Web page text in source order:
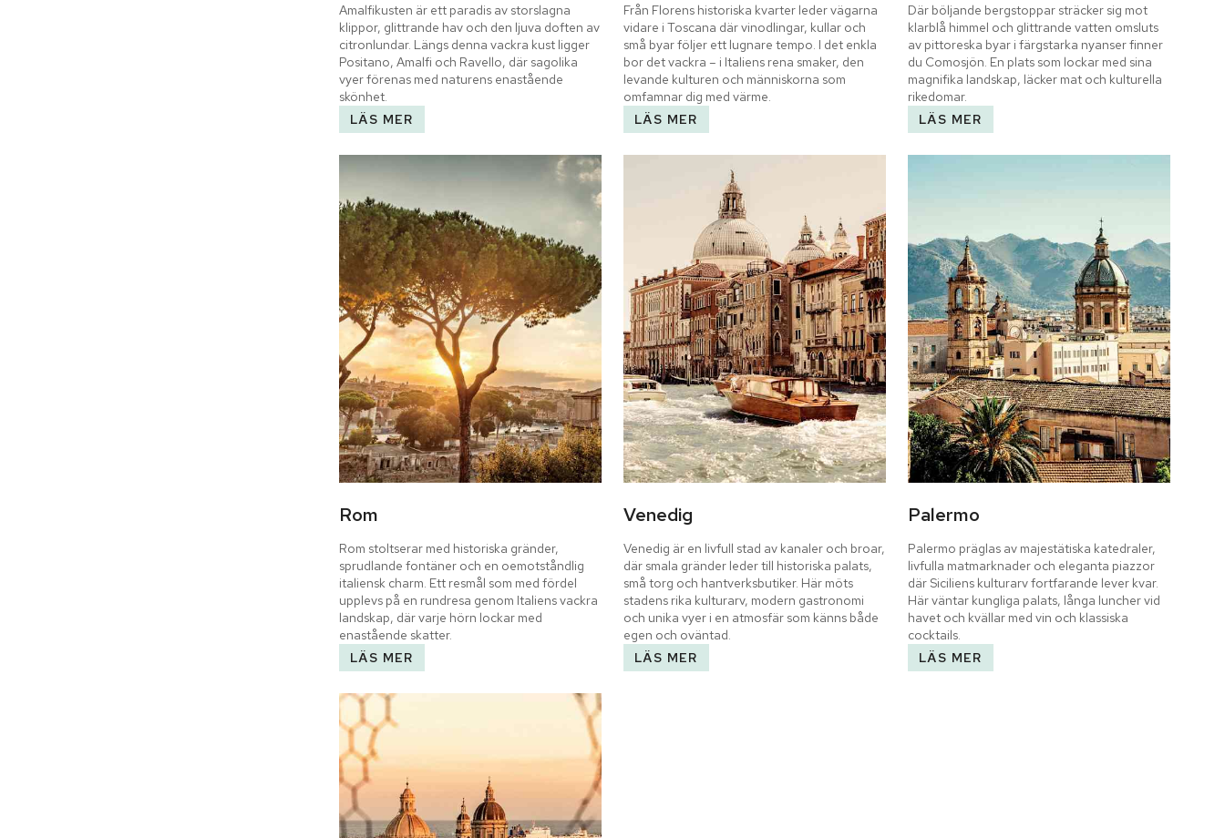
Amalfikusten är ett paradis av storslagna
klippor, glittrande hav och den ljuva doften av
citronlundar. Längs denna vackra kust ligger
Positano, Amalfi och Ravello, där sagolika
vyer förenas med naturens enastående
skönhet.
LÄS MER
Från Florens historiska kvarter leder vägarna
vidare i Toscana där vinodlingar, kullar och
små byar följer ett lugnare tempo. I det enkla
bor det vackra – i Italiens rena smaker, den
levande kulturen och människorna som
omfamnar dig med värme.
LÄS MER
Där böljande bergstoppar sträcker sig mot
klarblå himmel och glittrande vatten omsluts
av pittoreska byar i färgstarka nyanser finner
du Comosjön. En plats som lockar med sina
magnifika landskap, läcker mat och kulturella
rikedomar.
LÄS MER
Rom
Rom stoltserar med historiska gränder,
sprudlande fontäner och en oemotståndlig
italiensk charm. Ett resmål som med fördel
upplevs på en rundresa genom Italiens vackra
landskap, där varje hörn lockar med
enastående skatter.
LÄS MER
Venedig
Venedig är en livfull stad av kanaler och broar,
där smala gränder leder till historiska palats,
små torg och hantverksbutiker. Här möts
stadens rika kulturarv, modern gastronomi
och unika vyer i en atmosfär som känns både
egen och oväntad.
LÄS MER
Palermo
Palermo präglas av majestätiska katedraler,
livfulla matmarknader och eleganta piazzor
där Siciliens kulturarv fortfarande lever kvar.
Här väntar kungliga palats, långa luncher vid
havet och kvällar med vin och klassiska
cocktails.
LÄS MER